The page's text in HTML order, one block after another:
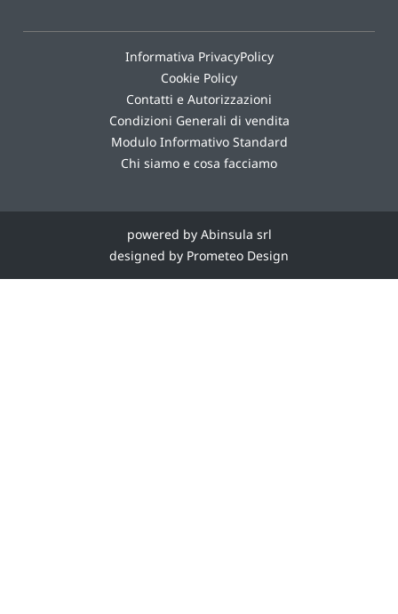
Informativa PrivacyPolicy
Cookie Policy
Contatti e Autorizzazioni
Condizioni Generali di vendita
Modulo Informativo Standard
Chi siamo e cosa facciamo
powered by Abinsula srl
designed by Prometeo Design